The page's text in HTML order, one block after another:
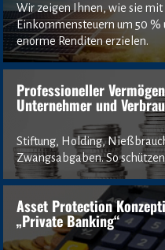
Wir zeigen Ihnen, wie sie mit
Einkommensteuern um 50 %
enorme Renditen erzielen.
Professioneller
Unternehmer und
Stiftung, Holding,
Zwangsabgaben. So
Asset Protection
„Private Banking“